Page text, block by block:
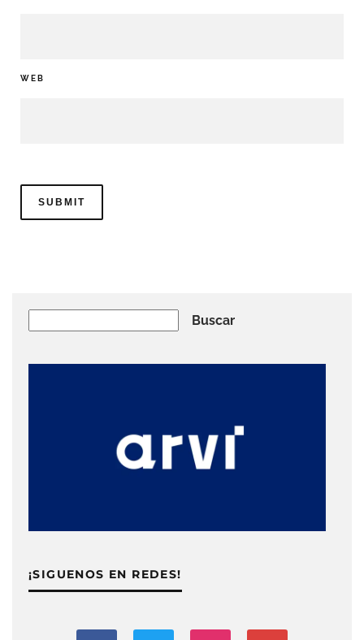
WEB
Buscar
¡SIGUENOS EN REDES!